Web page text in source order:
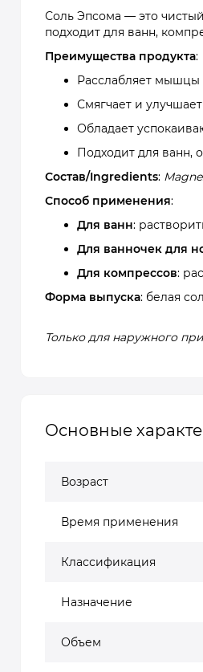
Соль Эпсома — это
подходит для ванн,
Преимущества продукта:
Расслабляет мышцы
Смягчает и
Обладает
Подходит для ванн,
Состав/Ingredients:
Способ применения:
Для ванн:
Для ванночек для
Для компрессов:
Форма выпуска: белая
Только для наружного
Основные
Возраст
Время применения
Классификация
Назначение
Объем